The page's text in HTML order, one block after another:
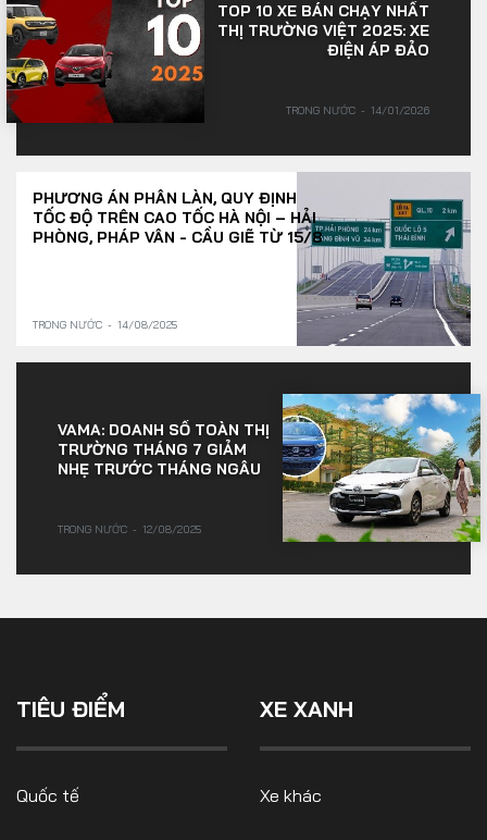
TOP 10 XE BÁN CHẠY NHẤT
THỊ TRƯỜNG VIỆT 2025: XE
ĐIỆN ÁP ĐẢO
TRONG NƯỚC 14/01/2026
PHƯƠNG ÁN PHÂN LÀN, QUY ĐỊNH
TỐC ĐỘ TRÊN CAO TỐC HÀ NỘI – HẢI
PHÒNG, PHÁP VÂN - CẦU GIẼ TỪ 15/8
TRONG NƯỚC 14/08/2025
VAMA: DOANH SỐ TOÀN THỊ
TRƯỜNG THÁNG 7 GIẢM
NHẸ TRƯỚC THÁNG NGÂU
TRONG NƯỚC 12/08/2025
TIÊU ĐIỂM
Quốc tế
XE XANH
Xe khác